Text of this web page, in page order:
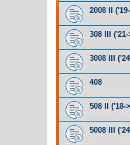
2008 II
308 III ('21-
3008 III
408
508 II ('18-
5008 III